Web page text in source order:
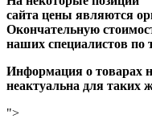
сайта цены являются
Окончательную
наших специалистов по
Информация о товарах
неактуальна для таких
">